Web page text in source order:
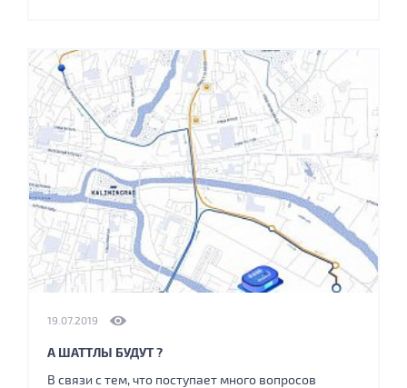
19.07.2019
А ШАТТЛЫ БУДУТ ?
В связи с тем, что поступает много вопросов